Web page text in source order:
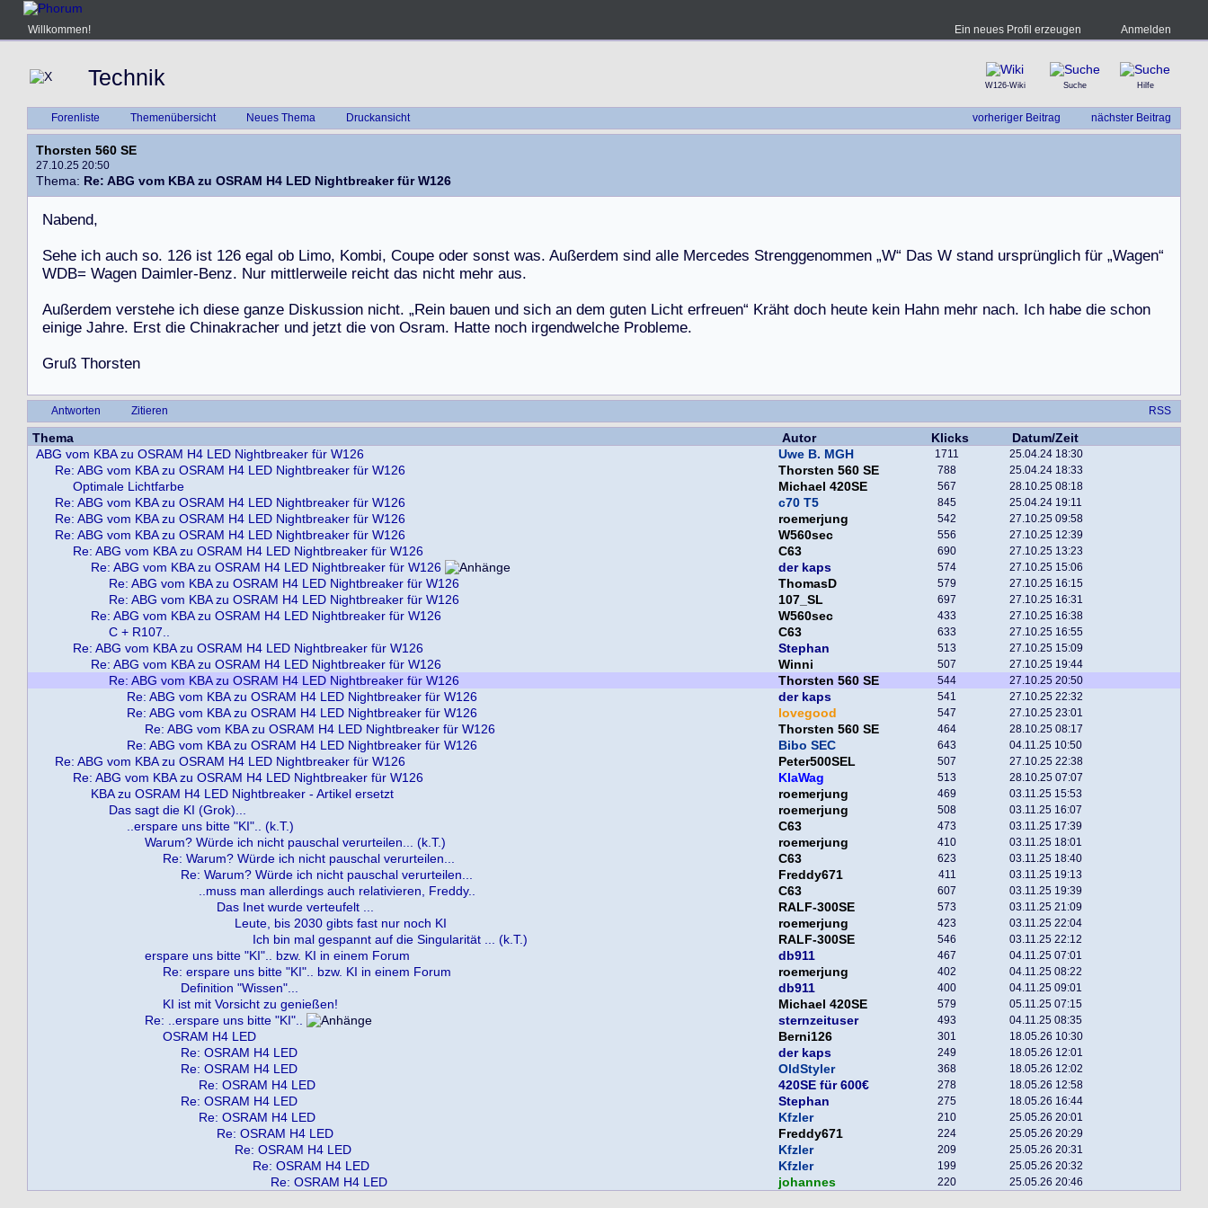
Willkommen! Ein neues Profil erzeugen Anmelden
Technik W126-Wiki Suche Hilfe
vorheriger Beitrag nächster Beitrag
Forenliste Themenübersicht Neues Thema Druckansicht
Thorsten 560 SE
27.10.25 20:50
Thema: Re: ABG vom KBA zu OSRAM H4 LED Nightbreaker für W126
Nabend,
Sehe ich auch so. 126 ist 126 egal ob Limo, Kombi, Coupe oder sonst was. Außerdem sind alle Mercedes Strenggenommen „W“ Das W stand ursprünglich für „Wagen“
WDB= Wagen Daimler-Benz. Nur mittlerweile reicht das nicht mehr aus.
Außerdem verstehe ich diese ganze Diskussion nicht. „Rein bauen und sich an dem guten Licht erfreuen“ Kräht doch heute kein Hahn mehr nach. Ich habe die schon
einige Jahre. Erst die Chinakracher und jetzt die von Osram. Hatte noch irgendwelche Probleme.
Gruß Thorsten
Antworten Zitieren RSS
Thema Autor Klicks
Datum/Zeit
ABG vom KBA zu OSRAM H4 LED Nightbreaker für W126
Uwe B. MGH 1711 25.04.24 18:30
Re: ABG vom KBA zu OSRAM H4 LED Nightbreaker für W126 Thorsten 560 SE 788 25.04.24 18:33
Optimale Lichtfarbe Michael 420SE 567 28.10.25 08:18
Re: ABG vom KBA zu OSRAM H4 LED Nightbreaker für W126 c70 T5 845 25.04.24 19:11
Re: ABG vom KBA zu OSRAM H4 LED Nightbreaker für W126 roemerjung 542 27.10.25 09:58
Re: ABG vom KBA zu OSRAM H4 LED Nightbreaker für W126 W560sec 556 27.10.25 12:39
Re: ABG vom KBA zu OSRAM H4 LED Nightbreaker für W126 C63 690 27.10.25 13:23
Re: ABG vom KBA zu OSRAM H4 LED Nightbreaker für W126 der kaps 574 27.10.25 15:06
Re: ABG vom KBA zu OSRAM H4 LED Nightbreaker für W126 ThomasD 579 27.10.25 16:15
Re: ABG vom KBA zu OSRAM H4 LED Nightbreaker für W126 107_SL 697 27.10.25 16:31
Re: ABG vom KBA zu OSRAM H4 LED Nightbreaker für W126 W560sec 433 27.10.25 16:38
C + R107.. C63 633 27.10.25 16:55
Re: ABG vom KBA zu OSRAM H4 LED Nightbreaker für W126 Stephan 513 27.10.25 15:09
Re: ABG vom KBA zu OSRAM H4 LED Nightbreaker für W126 Winni 507 27.10.25 19:44
Re: ABG vom KBA zu OSRAM H4 LED Nightbreaker für W126 Thorsten 560 SE 544 27.10.25 20:50
Re: ABG vom KBA zu OSRAM H4 LED Nightbreaker für W126 der kaps 541 27.10.25 22:32
Re: ABG vom KBA zu OSRAM H4 LED Nightbreaker für W126 lovegood 547 27.10.25 23:01
Re: ABG vom KBA zu OSRAM H4 LED Nightbreaker für W126 Thorsten 560 SE 464 28.10.25 08:17
Re: ABG vom KBA zu OSRAM H4 LED Nightbreaker für W126 Bibo SEC 643 04.11.25 10:50
Re: ABG vom KBA zu OSRAM H4 LED Nightbreaker für W126 Peter500SEL 507 27.10.25 22:38
Re: ABG vom KBA zu OSRAM H4 LED Nightbreaker für W126 KlaWag 513 28.10.25 07:07
KBA zu OSRAM H4 LED Nightbreaker - Artikel ersetzt roemerjung 469 03.11.25 15:53
Das sagt die KI (Grok)... roemerjung 508 03.11.25 16:07
..erspare uns bitte "KI".. (k.T.) C63 473 03.11.25 17:39
Warum? Würde ich nicht pauschal verurteilen... (k.T.) roemerjung 410 03.11.25 18:01
Re: Warum? Würde ich nicht pauschal verurteilen... C63 623 03.11.25 18:40
Re: Warum? Würde ich nicht pauschal verurteilen... Freddy671 411 03.11.25 19:13
..muss man allerdings auch relativieren, Freddy.. C63 607 03.11.25 19:39
Das Inet wurde verteufelt ... RALF-300SE 573 03.11.25 21:09
Leute, bis 2030 gibts fast nur noch KI roemerjung 423 03.11.25 22:04
Ich bin mal gespannt auf die Singularität ... (k.T.) RALF-300SE 546 03.11.25 22:12
erspare uns bitte "KI".. bzw. KI in einem Forum db911 467 04.11.25 07:01
Re: erspare uns bitte "KI".. bzw. KI in einem Forum roemerjung 402 04.11.25 08:22
Definition "Wissen"... db911 400 04.11.25 09:01
KI ist mit Vorsicht zu genießen! Michael 420SE 579 05.11.25 07:15
Re: ..erspare uns bitte "KI".. sternzeituser 493 04.11.25 08:35
OSRAM H4 LED Berni126 301 18.05.26 10:30
Re: OSRAM H4 LED der kaps 249 18.05.26 12:01
Re: OSRAM H4 LED OldStyler 368 18.05.26 12:02
Re: OSRAM H4 LED 420SE für 600€ 278 18.05.26 12:58
Re: OSRAM H4 LED Stephan 275 18.05.26 16:44
Re: OSRAM H4 LED Kfzler 210 25.05.26 20:01
Re: OSRAM H4 LED Freddy671 224 25.05.26 20:29
Re: OSRAM H4 LED Kfzler 209 25.05.26 20:31
Re: OSRAM H4 LED Kfzler 199 25.05.26 20:32
Re: OSRAM H4 LED johannes 220 25.05.26 20:46